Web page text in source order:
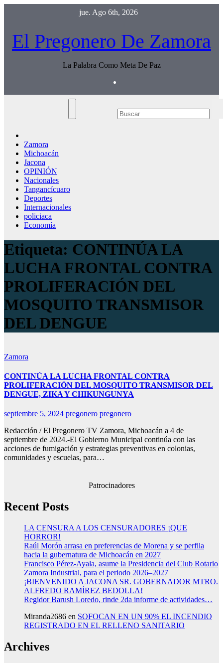
jue. Ago 6th, 2026
El Pregonero De Zamora
La Palabra Como Meta De Paz
Zamora
Michoacán
Jacona
OPINIÓN
Nacionales
Tangancícuaro
Deportes
Internacionales
policiaca
Economía
Etiqueta: CONTINÚA LA
LUCHA FRONTAL CONTRA
PROLIFERACIÓN DEL
MOSQUITO TRANSMISOR
DEL DENGUE
Zamora
CONTINÚA LA LUCHA FRONTAL CONTRA
PROLIFERACIÓN DEL MOSQUITO TRANSMISOR DEL
DENGUE, ZIKA Y CHIKUNGUNYA
septiembre 5, 2024 pregonero pregonero
Redacción / El Pregonero TV Zamora, Michoacán a 4 de
septiembre de 2024.-El Gobierno Municipal continúa con las
acciones de fumigación y estrategias preventivas en colonias,
comunidades y escuelas, para…
Patrocinadores
Recent Posts
LA CENSURA A LOS CENSURADORES ¡QUE
HORROR!
Raúl Morón arrasa en preferencias de Morena y se perfila
hacia la gubernatura de Michoacán en 2027
Francisco Pérez-Ayala, asume la Presidencia del Club Rotario
Zamora Industrial, para el periodo 2026–2027
¡BIENVENIDO A JACONA SR. GOBERNADOR MTRO.
ALFREDO RAMÍREZ BEDOLLA!
Regidor Barush Loredo, rinde 2da informe de actividades…
Miranda2686 en SOFOCAN EN UN 90% EL INCENDIO
REGISTRADO EN EL RELLENO SANITARIO
Archives